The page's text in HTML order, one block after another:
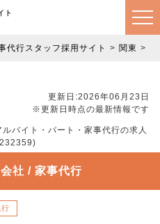
ト
代行スタッフ採用サイト 関東
更新日:2026年06月23日
※更新日時点の最新情報です
バイト・パート・家事代行の求人
社 / 家事代行